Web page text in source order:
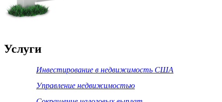
Услуги
Инвестирование в недвижимость США
Управление недвижимостью